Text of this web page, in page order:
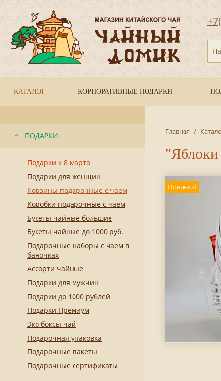
КАТАЛОГ КОРПОРАТИВНЫЕ ПОДАРКИ
ПОДАРКИ
Подарки к 8 марта
Подарки для женщин
Корзины подарочные с чаем
Коробки подарочные с чаем
Букеты чайные большие
Букеты чайные до 1000 руб.
Подарочные наборы с чаем в
баночках
Ассорти чайные
Подарки для мужчин
Подарки до 1000 рублей
Подарки Премиум
Эко боксы чай
Подарочная упаковка
Подарочные пакеты
Подарочные сертификаты
Главная /
"Яблоки
Новинка!